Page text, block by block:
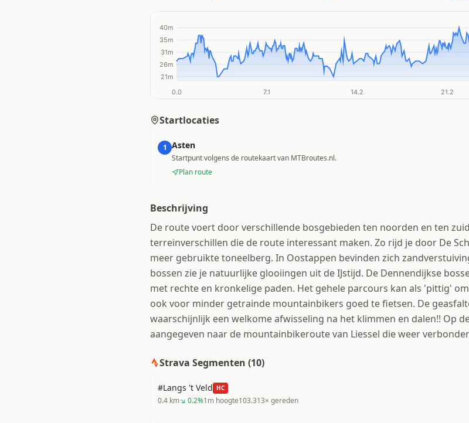
Startlocaties
1 Asten
Startpunt volgens de routekaart van MTBroutes.nl.
Plan route
Beschrijving
De route voert door verschillende bosgebieden ten noorden en ten
terreinverschillen die de route interessant maken. Zo rijd je door De
meer gebruikte toneelberg. In Oostappen bevinden zich
bossen zie je natuurlijke glooiingen uit de IJstijd. De Dennendijkse
met rechte en kronkelige paden. Het gehele parcours kan als 'pittig'
ook voor minder getrainde mountainbikers goed te fietsen. De
waarschijnlijk een welkome afwisseling na het klimmen en dalen!! Op
aangegeven naar de mountainbikeroute van Liessel die weer
Strava Segmenten (10)
#Langs 't Veld HC
0.4 km↘ 0.2%1m hoogte103.313× gereden